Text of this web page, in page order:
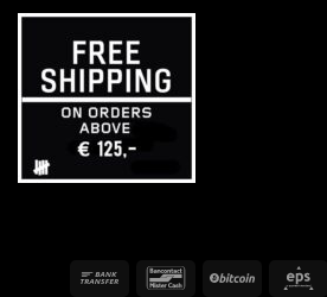
Virement
BancontactBitCoin